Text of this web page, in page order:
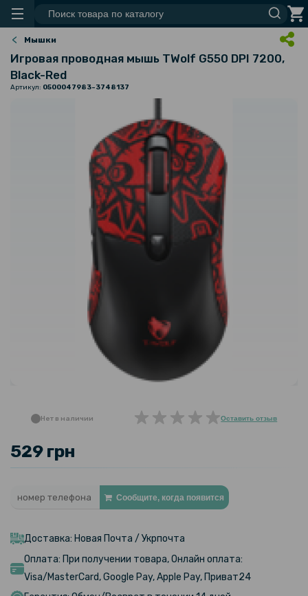
Мышки
Игровая проводная мышь TWolf G550 DPI 7200,
Black-Red
Артикул: 0500047983-3748137
Нет в наличии Оставить отзыв
529 грн
Сообщите, когда появится
Доставка: Новая Почта / Укрпочта
Оплата: При получении товара, Онлайн оплата:
Visa/MasterCard, Google Pay, Apple Pay, Приват24